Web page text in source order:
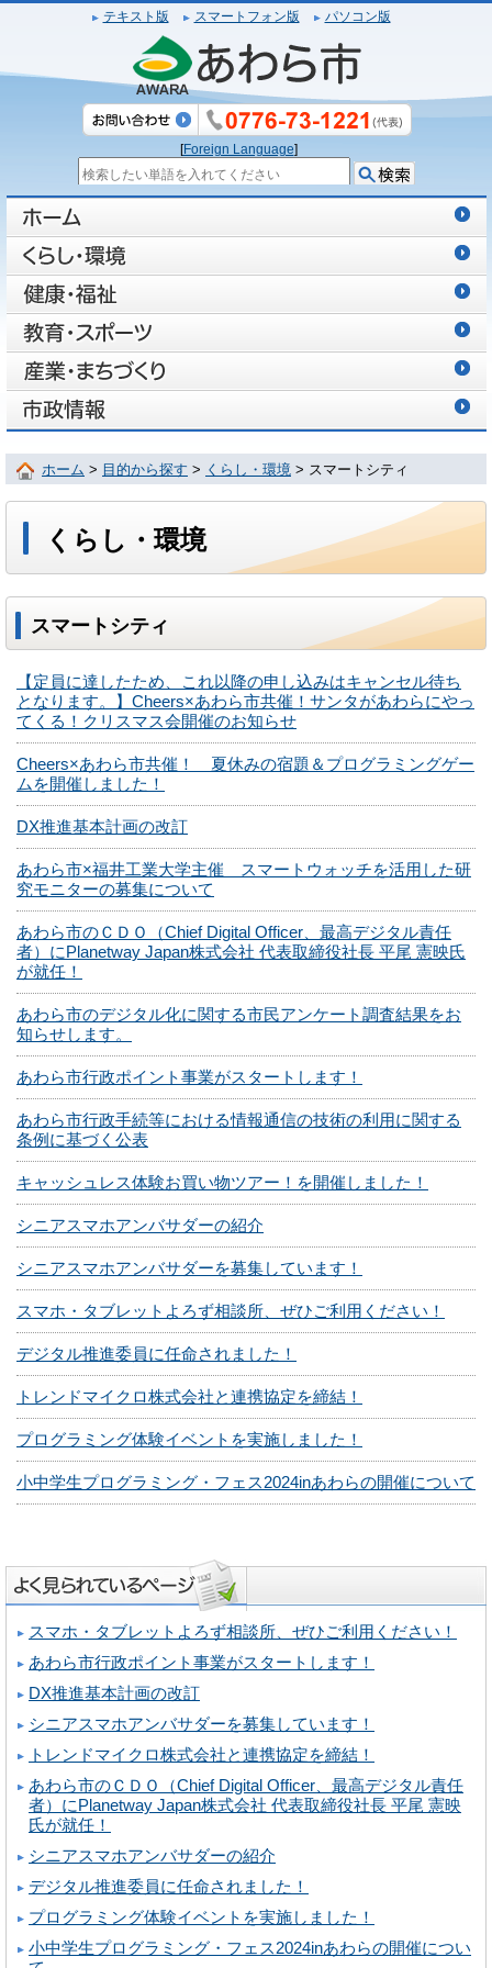
テキスト版 スマートフォン版 パソコン版
[Foreign Language]
ホーム > 目的から探す > くらし・環境 > スマートシティ
くらし・環境
スマートシティ
【定員に達したため、これ以降の申し込みはキャンセル待ち
となります。】Cheers×あわら市共催！サンタがあわらにやっ
てくる！クリスマス会開催のお知らせ
Cheers×あわら市共催！ 夏休みの宿題＆プログラミングゲー
ムを開催しました！
DX推進基本計画の改訂
あわら市×福井工業大学主催 スマートウォッチを活用した研
究モニターの募集について
あわら市のＣＤＯ（Chief Digital Officer、最高デジタル責任
者）にPlanetway Japan株式会社 代表取締役社長 平尾 憲映氏
が就任！
あわら市のデジタル化に関する市民アンケート調査結果をお
知らせします。
あわら市行政ポイント事業がスタートします！
あわら市行政手続等における情報通信の技術の利用に関する
条例に基づく公表
キャッシュレス体験お買い物ツアー！を開催しました！
シニアスマホアンバサダーの紹介
シニアスマホアンバサダーを募集しています！
スマホ・タブレットよろず相談所、ぜひご利用ください！
デジタル推進委員に任命されました！
トレンドマイクロ株式会社と連携協定を締結！
プログラミング体験イベントを実施しました！
小中学生プログラミング・フェス2024inあわらの開催について
スマホ・タブレットよろず相談所、ぜひご利用ください！
あわら市行政ポイント事業がスタートします！
DX推進基本計画の改訂
シニアスマホアンバサダーを募集しています！
トレンドマイクロ株式会社と連携協定を締結！
あわら市のＣＤＯ（Chief Digital Officer、最高デジタル責任
者）にPlanetway Japan株式会社 代表取締役社長 平尾 憲映
氏が就任！
シニアスマホアンバサダーの紹介
デジタル推進委員に任命されました！
プログラミング体験イベントを実施しました！
小中学生プログラミング・フェス2024inあわらの開催につい